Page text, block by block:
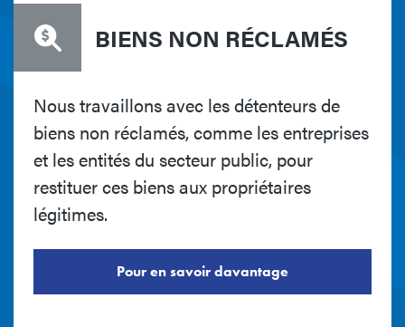
BIENS NON RÉCLAMÉS
Nous travaillons avec les détenteurs de
biens non réclamés, comme les entreprises
et les entités du secteur public, pour
restituer ces biens aux propriétaires
légitimes.
Pour en savoir davantage